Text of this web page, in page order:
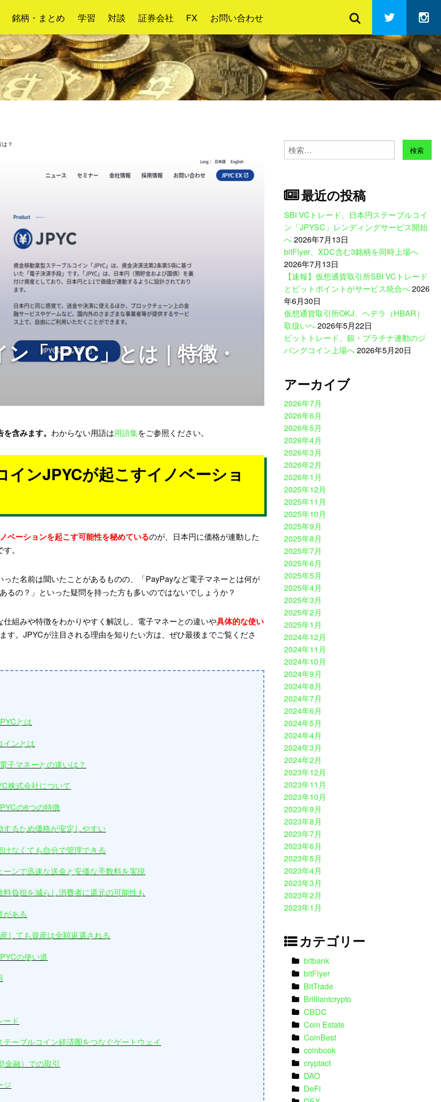
銘柄・まとめ 学習 対談 証券会社 FX お問い合わせ Twitter
？
「JPYC」とは｜特徴・
を含みます。わからない用語は用語集をご参照ください。
インJPYCが起こすイノベーショ
ベーションを起こす可能性を秘めているのが、日本円に価格が連動した
。
た名前は聞いたことがあるものの、「PayPayなど電子マネーとは何が
るの？」といった疑問を持った方も多いのではないでしょうか？
組みや特徴をわかりやすく解説し、電子マネーとの違いや具体的な使い
す。JPYCが注目される理由を知りたい方は、ぜひ最後までご覧くださ
とは
インとは
子マネーとの違いは？
株式会社について
の6つの特徴
するため価格が安定しやすい
けなくても自分で管理できる
ーンで迅速な送金と安価な手数料を実現
料負担を減らし消費者に還元の可能性も
がある
しても資産は全額返還される
の使い道
ード
テーブルコイン経済圏をつなぐゲートウェイ
金融）での取引
ジ
検
索:
最近の投稿
SBI VCトレード、日本円ステーブルコイ
ン「JPYSC」レンディングサービス開始
へ2026年7月13日
bitFlyer、XDC含む3銘柄を同時上場へ
2026年7月13日
【速報】仮想通貨取引所SBI VCトレード
とビットポイントがサービス統合へ2026
年6月30日
仮想通貨取引所OKJ、ヘデラ（HBAR）
取扱いへ2026年5月22日
ビットトレード、銀・プラチナ連動のジ
パングコイン上場へ2026年5月20日
アーカイブ
2026年7月
2026年6月
2026年5月
2026年4月
2026年3月
2026年2月
2026年1月
2025年12月
2025年11月
2025年10月
2025年9月
2025年8月
2025年7月
2025年6月
2025年5月
2025年4月
2025年3月
2025年2月
2025年1月
2024年12月
2024年11月
2024年10月
2024年9月
2024年8月
2024年7月
2024年6月
2024年5月
2024年4月
2024年3月
2024年2月
2023年12月
2023年11月
2023年10月
2023年9月
2023年8月
2023年7月
2023年6月
2023年5月
2023年4月
2023年3月
2023年2月
2023年1月
カテゴリー
bitbank
bitFlyer
BitTrade
Brilliantcrypto
CBDC
Coin Estate
CoinBest
coinbook
cryptact
DAO
DeFi